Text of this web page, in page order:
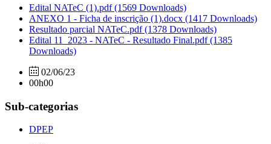
Edital NATeC (1).pdf(1569 Downloads)
ANEXO 1 - Ficha de inscrição (1).docx (1417 Downloads)
Resultado parcial NATeC.pdf(1378 Downloads)
Edital 11_2023 - NATeC - Resultado Final.pdf(1385
Downloads)
02/06/23
00h00
Sub-categorias
DPEP